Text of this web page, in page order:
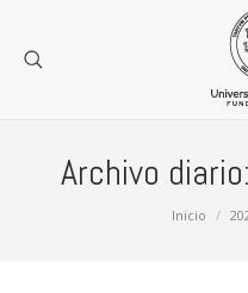
Archivo diario:
Inicio